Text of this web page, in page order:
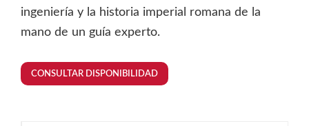
ingeniería y la historia imperial romana de la
mano de un guía experto.
CONSULTAR DISPONIBILIDAD